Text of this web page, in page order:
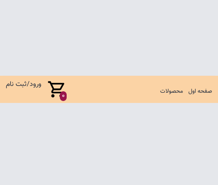
صفحه اول محصولات 0
ورود/ثبت نام